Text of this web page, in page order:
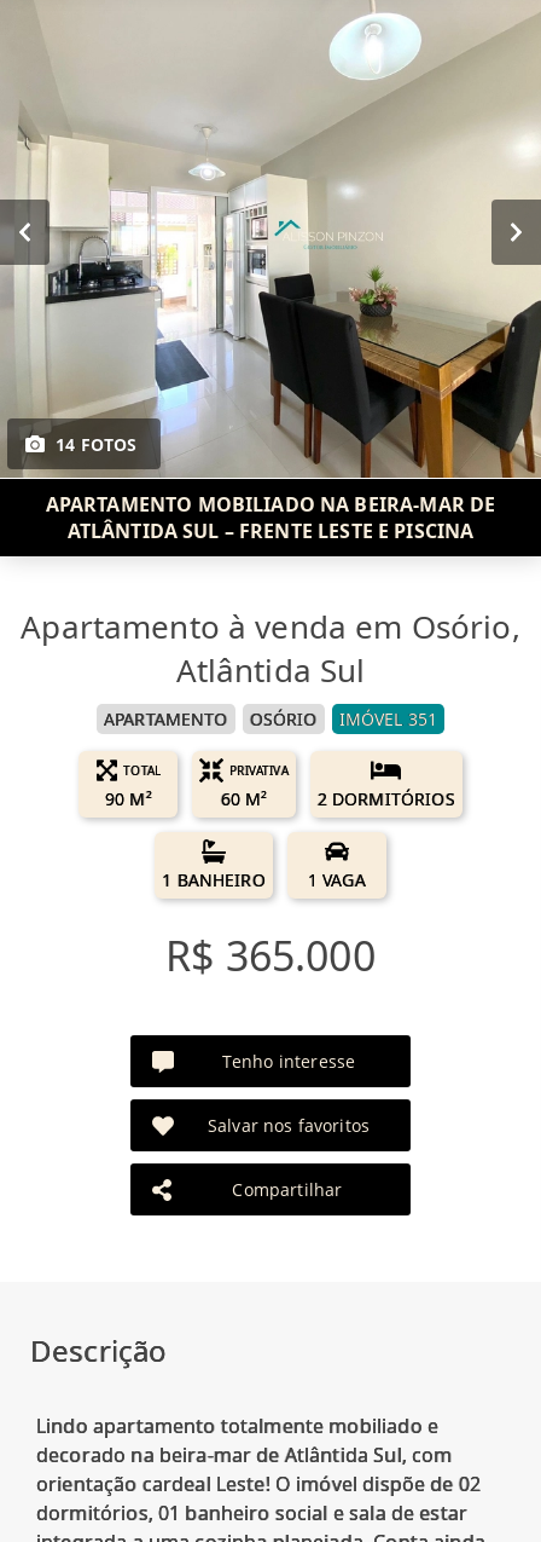
14 FOTOS
APARTAMENTO MOBILIADO NA BEIRA-MAR DE
ATLÂNTIDA SUL – FRENTE LESTE E PISCINA
Apartamento à venda em Osório,
Atlântida Sul
APARTAMENTO OSÓRIO IMÓVEL 351
TOTAL
90 M²
PRIVATIVA
60 M² 2 DORMITÓRIOS
1 BANHEIRO 1 VAGA
R$ 365.000
Tenho interesse
Salvar nos favoritos
Compartilhar
Descrição
Lindo apartamento totalmente mobiliado e
decorado na beira-mar de Atlântida Sul, com
orientação cardeal Leste! O imóvel dispõe de 02
dormitórios, 01 banheiro social e sala de estar